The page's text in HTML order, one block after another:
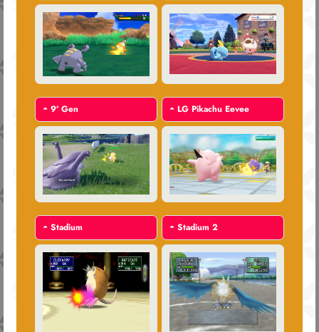
◓ 9ª Gen ◓ LG Pikachu Eevee
◓ Stadium ◓ Stadium 2